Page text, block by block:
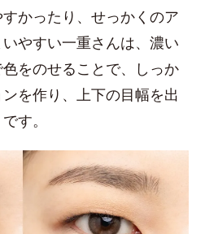
かったり、せっかくのア
やすい一重さんは、濃い
をのせることで、しっか
を作り、上下の目幅を出
す。